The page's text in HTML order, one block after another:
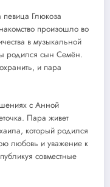
певица Глюкоза
произошло во
в музыкальной
родился сын Семён.
и пара
с Анной
Пара живет
который родился
любовь и уважение к
совместные